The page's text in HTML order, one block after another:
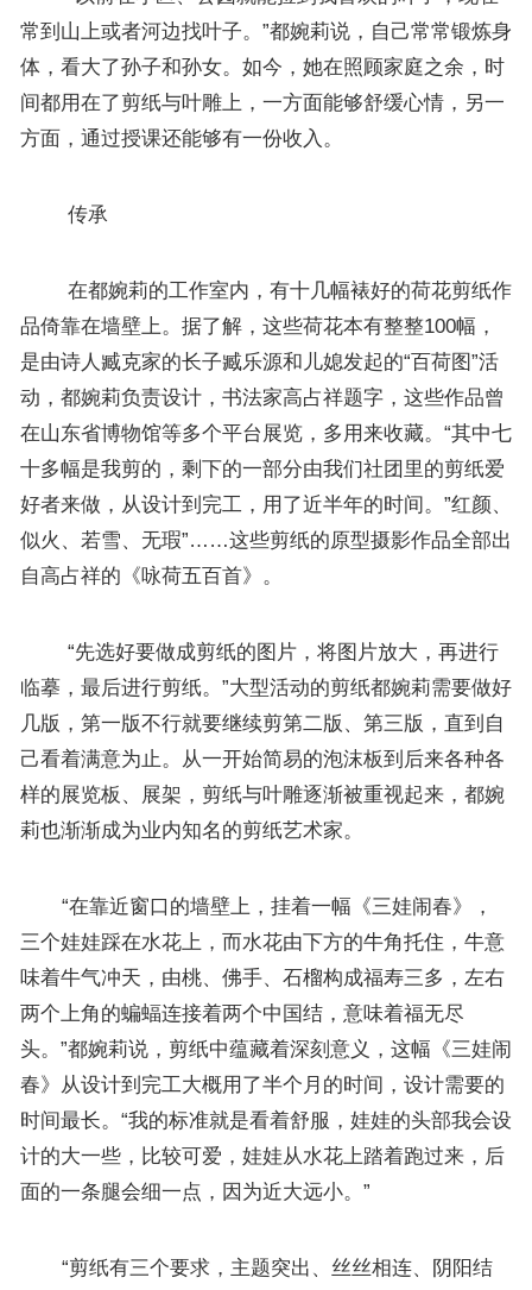
常到山上或者河边找叶子。”都婉莉说，自己常常锻炼身
体，看大了孙子和孙女。如今，她在照顾家庭之余，时
间都用在了剪纸与叶雕上，一方面能够舒缓心情，另一
方面，通过授课还能够有一份收入。
传承
在都婉莉的工作室内，有十几幅裱好的荷花剪纸作
品倚靠在墙壁上。据了解，这些荷花本有整整100幅，
是由诗人臧克家的长子臧乐源和儿媳发起的“百荷图”活
动，都婉莉负责设计，书法家高占祥题字，这些作品曾
在山东省博物馆等多个平台展览，多用来收藏。“其中七
十多幅是我剪的，剩下的一部分由我们社团里的剪纸爱
好者来做，从设计到完工，用了近半年的时间。”红颜、
似火、若雪、无瑕”……这些剪纸的原型摄影作品全部出
自高占祥的《咏荷五百首》。
“先选好要做成剪纸的图片，将图片放大，再进行
临摹，最后进行剪纸。”大型活动的剪纸都婉莉需要做好
几版，第一版不行就要继续剪第二版、第三版，直到自
己看着满意为止。从一开始简易的泡沫板到后来各种各
样的展览板、展架，剪纸与叶雕逐渐被重视起来，都婉
莉也渐渐成为业内知名的剪纸艺术家。
“在靠近窗口的墙壁上，挂着一幅《三娃闹春》，
三个娃娃踩在水花上，而水花由下方的牛角托住，牛意
味着牛气冲天，由桃、佛手、石榴构成福寿三多，左右
两个上角的蝙蝠连接着两个中国结，意味着福无尽
头。”都婉莉说，剪纸中蕴藏着深刻意义，这幅《三娃闹
春》从设计到完工大概用了半个月的时间，设计需要的
时间最长。“我的标准就是看着舒服，娃娃的头部我会设
计的大一些，比较可爱，娃娃从水花上踏着跑过来，后
面的一条腿会细一点，因为近大远小。”
“剪纸有三个要求，主题突出、丝丝相连、阴阳结